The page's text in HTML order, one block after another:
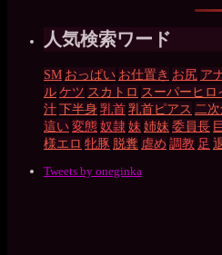
人気検索ワード
SM おっぱい お仕置き お尻 ア
ルケツ スカトロ スーパーヒロ
汁下半身乳首乳首ピアス 二
這い変態奴隷 妹 姉妹 委員長
様エロ 牝豚 脱糞 虐め 調教 足
Tweets by oneginka